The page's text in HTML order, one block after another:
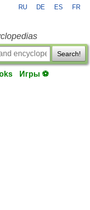
RU DE ES FR
Search!
Игры ⚽